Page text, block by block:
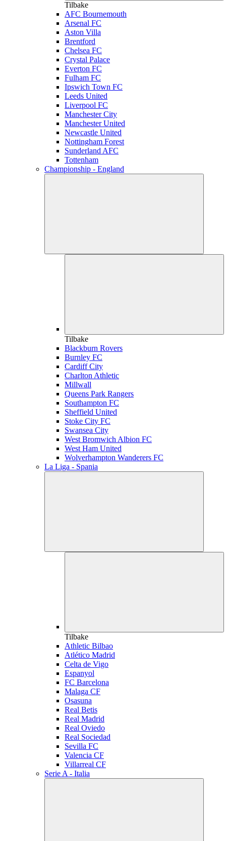
Tilbake
AFC Bournemouth
Arsenal FC
Aston Villa
Brentford
Chelsea FC
Crystal Palace
Everton FC
Fulham FC
Ipswich Town FC
Leeds United
Liverpool FC
Manchester City
Manchester United
Newcastle United
Nottingham Forest
Sunderland AFC
Tottenham
Championship - England
Tilbake
Blackburn Rovers
Burnley FC
Cardiff City
Charlton Athletic
Millwall
Queens Park Rangers
Southampton FC
Sheffield United
Stoke City FC
Swansea City
West Bromwich Albion FC
West Ham United
Wolverhampton Wanderers FC
La Liga - Spania
Tilbake
Athletic Bilbao
Atlético Madrid
Celta de Vigo
Espanyol
FC Barcelona
Malaga CF
Osasuna
Real Betis
Real Madrid
Real Oviedo
Real Sociedad
Sevilla FC
Valencia CF
Villarreal CF
Serie A - Italia